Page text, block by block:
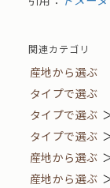
関連カテゴリ
産地から選ぶ
タイプで選ぶ
タイプで選ぶ
タイプで選ぶ
産地から選ぶ
産地から選ぶ